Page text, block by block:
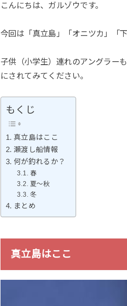
こんにちは、ガルゾウです。
今回は「真立島」「オニツカ」「
子供（小学生）連れのアングラー
にされてみてください。
もくじ
真立島はここ
瀬渡し船情報
何が釣れるか？
春
夏〜秋
冬
まとめ
真立島はここ